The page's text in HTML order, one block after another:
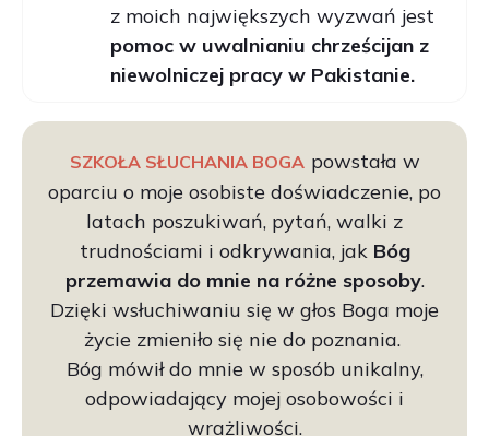
z moich największych wyzwań jest
pomoc w uwalnianiu chrześcijan z
niewolniczej pracy w Pakistanie.
SZKOŁA SŁUCHANIA BOGA powstała w
oparciu o moje osobiste doświadczenie, po
latach poszukiwań, pytań, walki z
trudnościami i odkrywania, jak Bóg
przemawia do mnie na różne sposoby.
Dzięki wsłuchiwaniu się w głos Boga moje
życie zmieniło się nie do poznania.
Bóg mówił do mnie w sposób unikalny,
odpowiadający mojej osobowości i
wrażliwości.